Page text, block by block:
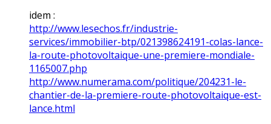
idem :
http://www.lesechos.fr/industrie-
services/immobilier-btp/021398624191-colas-lance-
la-route-photovoltaique-une-premiere-mondiale-
1165007.php
http://www.numerama.com/politique/204231-le-
chantier-de-la-premiere-route-photovoltaique-est-
lance.html